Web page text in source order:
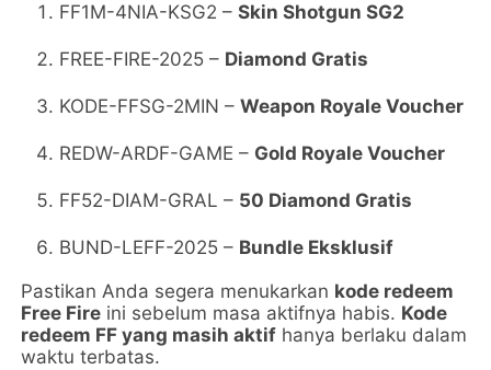
FF1M-4NIA-KSG2 –Skin Shotgun SG2
FREE-FIRE-2025 – Diamond Gratis
KODE-FFSG-2MIN –Weapon Royale Voucher
REDW-ARDF-GAME – Gold Royale Voucher
FF52-DIAM-GRAL – 50 Diamond Gratis
BUND-LEFF-2025 – Bundle Eksklusif
Pastikan Anda segera menukarkan kode redeem
Free Fire ini sebelum masa aktifnya habis. Kode
redeem FF yang masih aktif hanya berlaku dalam
waktu terbatas.